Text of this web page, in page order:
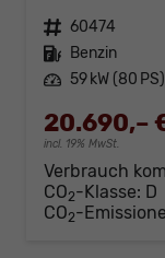
Fahrzeugnr. 60474
Kraftstoff Benzin
Leistung 59 kW (80 PS)
20.690,–
incl. 19% MwSt.
Verbrauch
CO2-Klasse: D
CO2-